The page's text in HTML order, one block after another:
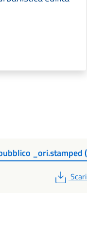
_ori.stamped
PDF